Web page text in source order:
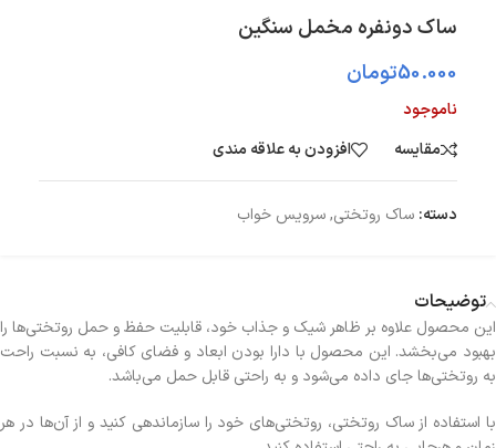
ساک دونفره مخمل سنگین
50.000تومان
ناموجود
مقایسه
افزودن به علاقه مندی
دسته: ساک روتختی,سرویس خواب
توضیحات
این محصول علاوه بر ظاهر شیک و جذاب خود، قابلیت حفظ و حمل روتختی‌ها را
بهبود می‌بخشد. این محصول با دارا بودن ابعاد و فضای کافی، به نسبت راحت
به روتختی‌ها جای داده می‌شود و به راحتی قابل حمل می‌باشد.
با استفاده از ساک روتختی، روتختی‌های خود را سازماندهی کنید و از آن‌ها در هر